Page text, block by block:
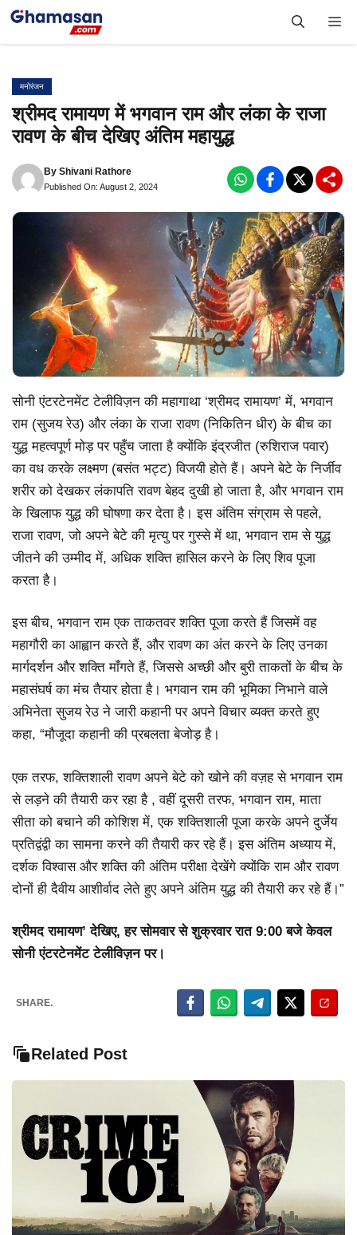
Skip
मनोरंजन
श्रीमद रामायण में भगवान राम और लंका के राजा
रावण के बीच देखिए अंतिम महायुद्ध
By Shivani Rathore
Published On: August 2, 2024
सोनी एंटरटेनमेंट टेलीविज़न की महागाथा ‘श्रीमद रामायण’ में, भगवान
राम (सुजय रेउ) और लंका के राजा रावण (निकितिन धीर) के बीच का
युद्ध महत्वपूर्ण मोड़ पर पहुँच जाता है क्योंकि इंद्रजीत (रुशिराज पवार)
का वध करके लक्ष्मण (बसंत भट्ट) विजयी होते हैं। अपने बेटे के निर्जीव
शरीर को देखकर लंकापति रावण बेहद दुखी हो जाता है, और भगवान राम
के खिलाफ युद्ध की घोषणा कर देता है। इस अंतिम संग्राम से पहले,
राजा रावण, जो अपने बेटे की मृत्यु पर गुस्से में था, भगवान राम से युद्ध
जीतने की उम्मीद में, अधिक शक्ति हासिल करने के लिए शिव पूजा
करता है।
इस बीच, भगवान राम एक ताकतवर शक्ति पूजा करते हैं जिसमें वह
महागौरी का आह्वान करते हैं, और रावण का अंत करने के लिए उनका
मार्गदर्शन और शक्ति माँगते हैं, जिससे अच्छी और बुरी ताकतों के बीच के
महासंघर्ष का मंच तैयार होता है। भगवान राम की भूमिका निभाने वाले
अभिनेता सुजय रेउ ने जारी कहानी पर अपने विचार व्यक्त करते हुए
कहा, “मौजूदा कहानी की प्रबलता बेजोड़ है।
एक तरफ, शक्तिशाली रावण अपने बेटे को खोने की वज़ह से भगवान राम
से लड़ने की तैयारी कर रहा है , वहीं दूसरी तरफ, भगवान राम, माता
सीता को बचाने की कोशिश में, एक शक्तिशाली पूजा करके अपने दुर्जेय
प्रतिद्वंद्वी का सामना करने की तैयारी कर रहे हैं। इस अंतिम अध्याय में,
दर्शक विश्वास और शक्ति की अंतिम परीक्षा देखेंगे क्योंकि राम और रावण
दोनों ही दैवीय आशीर्वाद लेते हुए अपने अंतिम युद्ध की तैयारी कर रहे हैं।”
श्रीमद रामायण’ देखिए, हर सोमवार से शुक्रवार रात 9:00 बजे केवल
सोनी एंटरटेनमेंट टेलीविज़न पर।
SHARE.
Related Post